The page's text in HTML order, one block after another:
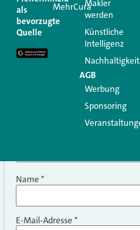
Ihre E-Mail-Adresse wird nicht
Erforderliche Felder sind mit
Kommentar
Name *
E-Mail-Adresse *
als
bevorzugte
Quelle
MehrCuraMakler
werden
Künstliche
Intelligenz
Nachhaltigkeit
AGB
Werbung
Sponsoring